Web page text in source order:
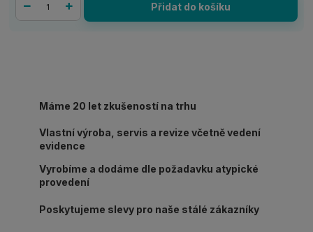
Přidat do košíku
Máme 20 let zkušeností na trhu
Vlastní výroba, servis a revize včetně vedení
evidence
Vyrobíme a dodáme dle požadavku atypické
provedení
Poskytujeme slevy pro naše stálé zákazníky